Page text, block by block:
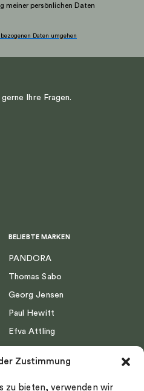
Zustimmung
zu bieten, verwenden wir
meiner persönlichen Daten
Daten umgehen
Ihre Fragen.
BELIEBTE MARKEN
PANDORA
Thomas Sabo
Georg Jensen
Paul Hewitt
Efva Attling
Drakenberg Sjölin
Nordic Spectra